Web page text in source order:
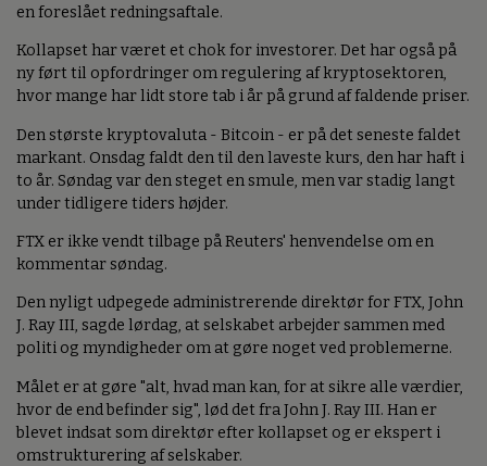
en foreslået redningsaftale.
Kollapset har været et chok for investorer. Det har også på
ny ført til opfordringer om regulering af kryptosektoren,
hvor mange har lidt store tab i år på grund af faldende priser.
Den største kryptovaluta - Bitcoin - er på det seneste faldet
markant. Onsdag faldt den til den laveste kurs, den har haft i
to år. Søndag var den steget en smule, men var stadig langt
under tidligere tiders højder.
FTX er ikke vendt tilbage på Reuters' henvendelse om en
kommentar søndag.
Den nyligt udpegede administrerende direktør for FTX, John
J. Ray III, sagde lørdag, at selskabet arbejder sammen med
politi og myndigheder om at gøre noget ved problemerne.
Målet er at gøre "alt, hvad man kan, for at sikre alle værdier,
hvor de end befinder sig", lød det fra John J. Ray III. Han er
blevet indsat som direktør efter kollapset og er ekspert i
omstrukturering af selskaber.